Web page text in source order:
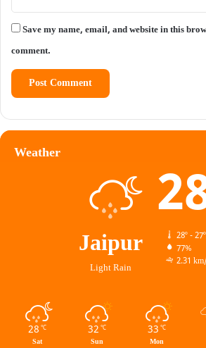
Save my name, email, and website in this
comment.
Weather
Jaipur
Light Rain
28º - 27º
77%
2.31
28 ℃
Sat
32 ℃
Sun
33 ℃
Mon